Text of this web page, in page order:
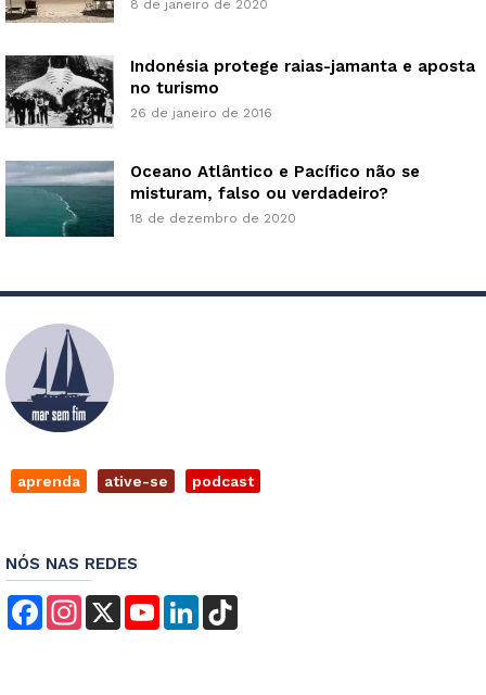
8 de janeiro de 2020
Indonésia protege raias-jamanta e aposta
no turismo
26 de janeiro de 2016
Oceano Atlântico e Pacífico não se
misturam, falso ou verdadeiro?
18 de dezembro de 2020
aprenda ative-se podcast
NÓS NAS REDES
FacebookInstagram
X YouTubeLinkedIn